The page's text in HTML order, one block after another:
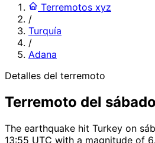
Terremotos xyz
/
Turquía
/
Adana
Detalles del terremoto
Terremoto del
The earthquake hit Turkey on
13:55 UTC with a magnitude of